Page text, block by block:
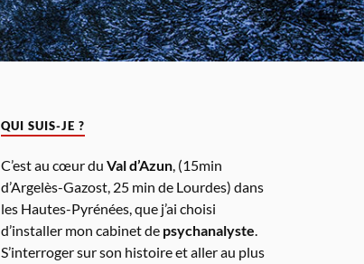
QUI SUIS-JE ?
C’est au cœur duVal d’Azun, (15min
d’Argelès-Gazost, 25 min de Lourdes) dans
les Hautes-Pyrénées, que j’ai choisi
d’installer mon cabinet de psychanalyste.
S’interroger sur son histoire et aller au plus